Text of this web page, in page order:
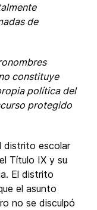
de
constituye
política del
protegido
distrito escolar
Título IX y su
El distrito
el asunto
no se disculpó